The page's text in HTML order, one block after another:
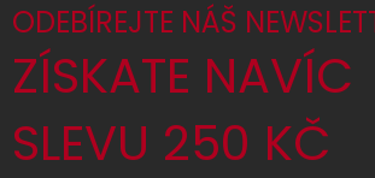
ODEBÍREJTE NÁŠ
ZÍSKATE NAVÍC
SLEVU 250 KČ